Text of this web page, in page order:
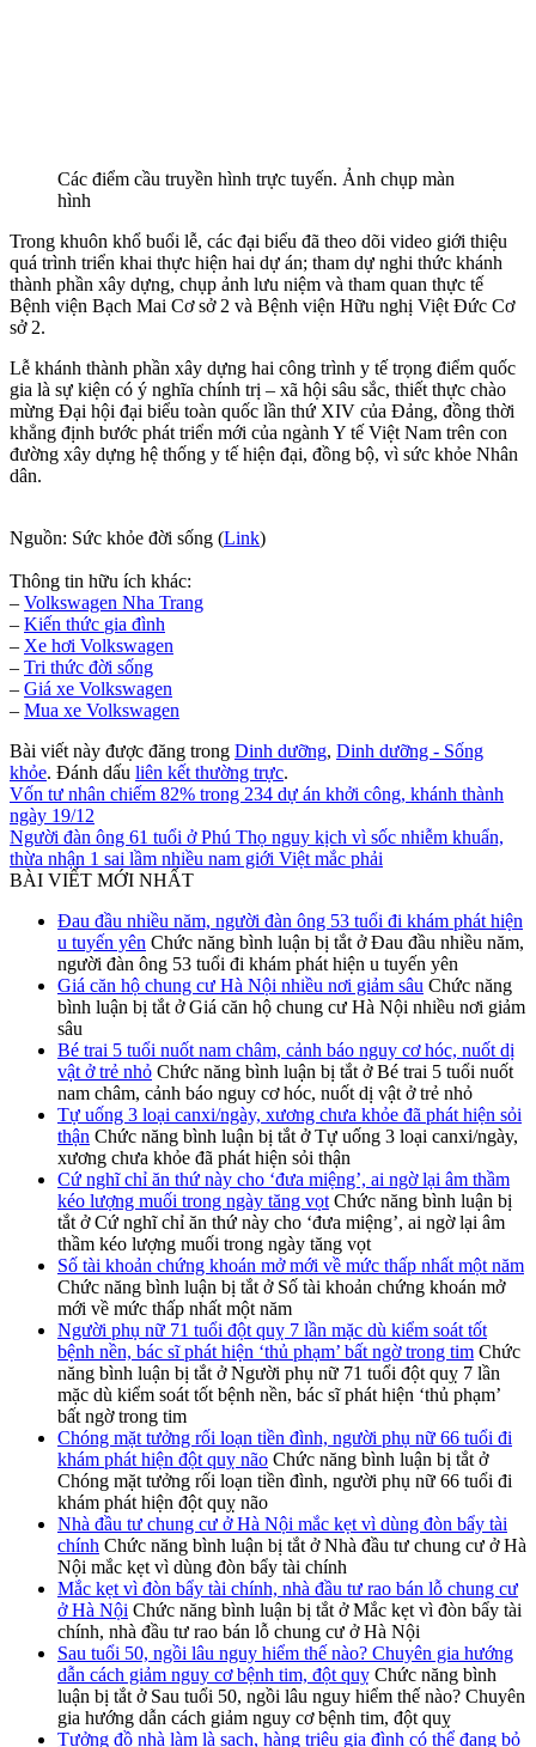
Các điểm cầu truyền hình trực tuyến. Ảnh chụp màn
hình
Trong khuôn khổ buổi lễ, các đại biểu đã theo dõi video giới thiệu
quá trình triển khai thực hiện hai dự án; tham dự nghi thức khánh
thành phần xây dựng, chụp ảnh lưu niệm và tham quan thực tế
Bệnh viện Bạch Mai Cơ sở 2 và Bệnh viện Hữu nghị Việt Đức Cơ
sở 2.
Lễ khánh thành phần xây dựng hai công trình y tế trọng điểm quốc
gia là sự kiện có ý nghĩa chính trị – xã hội sâu sắc, thiết thực chào
mừng Đại hội đại biểu toàn quốc lần thứ XIV của Đảng, đồng thời
khẳng định bước phát triển mới của ngành Y tế Việt Nam trên con
đường xây dựng hệ thống y tế hiện đại, đồng bộ, vì sức khỏe Nhân
dân.
Nguồn: Sức khỏe đời sống (Link)
Thông tin hữu ích khác:
– Volkswagen Nha Trang
– Kiến thức gia đình
– Xe hơi Volkswagen
– Tri thức đời sống
– Giá xe Volkswagen
– Mua xe Volkswagen
Bài viết này được đăng trong Dinh dưỡng, Dinh dưỡng - Sống
khỏe. Đánh dấu liên kết thường trực.
Vốn tư nhân chiếm 82% trong 234 dự án khởi công, khánh thành
ngày 19/12
Người đàn ông 61 tuổi ở Phú Thọ nguy kịch vì sốc nhiễm khuẩn,
thừa nhận 1 sai lầm nhiều nam giới Việt mắc phải
BÀI VIẾT MỚI NHẤT
Đau đầu nhiều năm, người đàn ông 53 tuổi đi khám phát hiện
u tuyến yên Chức năng bình luận bị tắt ở Đau đầu nhiều năm,
người đàn ông 53 tuổi đi khám phát hiện u tuyến yên
Giá căn hộ chung cư Hà Nội nhiều nơi giảm sâu Chức năng
bình luận bị tắt ở Giá căn hộ chung cư Hà Nội nhiều nơi giảm
sâu
Bé trai 5 tuổi nuốt nam châm, cảnh báo nguy cơ hóc, nuốt dị
vật ở trẻ nhỏ Chức năng bình luận bị tắt ở Bé trai 5 tuổi nuốt
nam châm, cảnh báo nguy cơ hóc, nuốt dị vật ở trẻ nhỏ
Tự uống 3 loại canxi/ngày, xương chưa khỏe đã phát hiện sỏi
thận Chức năng bình luận bị tắt ở Tự uống 3 loại canxi/ngày,
xương chưa khỏe đã phát hiện sỏi thận
Cứ nghĩ chỉ ăn thứ này cho ‘đưa miệng’, ai ngờ lại âm thầm
kéo lượng muối trong ngày tăng vọt Chức năng bình luận bị
tắt ở Cứ nghĩ chỉ ăn thứ này cho ‘đưa miệng’, ai ngờ lại âm
thầm kéo lượng muối trong ngày tăng vọt
Số tài khoản chứng khoán mở mới về mức thấp nhất một năm
Chức năng bình luận bị tắt ở Số tài khoản chứng khoán mở
mới về mức thấp nhất một năm
Người phụ nữ 71 tuổi đột quỵ 7 lần mặc dù kiểm soát tốt
bệnh nền, bác sĩ phát hiện ‘thủ phạm’ bất ngờ trong tim Chức
năng bình luận bị tắt ở Người phụ nữ 71 tuổi đột quỵ 7 lần
mặc dù kiểm soát tốt bệnh nền, bác sĩ phát hiện ‘thủ phạm’
bất ngờ trong tim
Chóng mặt tưởng rối loạn tiền đình, người phụ nữ 66 tuổi đi
khám phát hiện đột quỵ não Chức năng bình luận bị tắt ở
Chóng mặt tưởng rối loạn tiền đình, người phụ nữ 66 tuổi đi
khám phát hiện đột quỵ não
Nhà đầu tư chung cư ở Hà Nội mắc kẹt vì dùng đòn bẩy tài
chính Chức năng bình luận bị tắt ở Nhà đầu tư chung cư ở Hà
Nội mắc kẹt vì dùng đòn bẩy tài chính
Mắc kẹt vì đòn bẩy tài chính, nhà đầu tư rao bán lỗ chung cư
ở Hà Nội Chức năng bình luận bị tắt ở Mắc kẹt vì đòn bẩy tài
chính, nhà đầu tư rao bán lỗ chung cư ở Hà Nội
Sau tuổi 50, ngồi lâu nguy hiểm thế nào? Chuyên gia hướng
dẫn cách giảm nguy cơ bệnh tim, đột quỵ Chức năng bình
luận bị tắt ở Sau tuổi 50, ngồi lâu nguy hiểm thế nào? Chuyên
gia hướng dẫn cách giảm nguy cơ bệnh tim, đột quỵ
Tưởng đồ nhà làm là sạch, hàng triệu gia đình có thể đang bỏ